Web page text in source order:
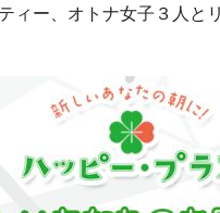
ィー、オトナ女子３人